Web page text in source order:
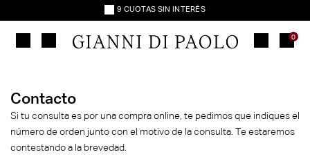
9 CUOTAS SIN INTERÉS
ENVÍO GRATIS
30% OFF TRANSFERENCIA
9 CUOTAS SIN INTERÉS
30% OFF TRANSFERENCIA
9 CUOTAS SIN INTERÉS
0
Contacto
Si tu consulta es por una compra online, te pedimos que indiques el
número de orden junto con el motivo de la consulta. Te estaremos
contestando a la brevedad.